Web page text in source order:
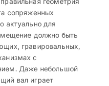
сопряженных
актуально для
должно быть
гравировальных,
с
Даже небольшой
вал играет